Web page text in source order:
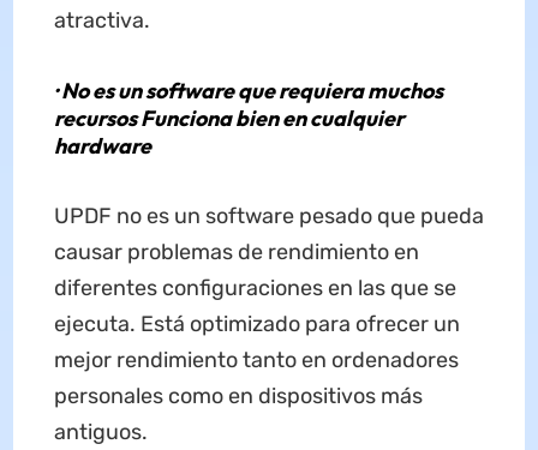
atractiva.
· No es un software que requiera muchos
recursos Funciona bien en cualquier
hardware
UPDF no es un software pesado que pueda
causar problemas de rendimiento en
diferentes configuraciones en las que se
ejecuta. Está optimizado para ofrecer un
mejor rendimiento tanto en ordenadores
personales como en dispositivos más
antiguos.